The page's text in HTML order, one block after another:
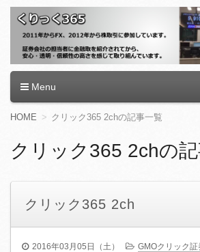
くりっく365
Menu
コ
ン
動
HOME クリック365 2chの記事一覧
クリック365 2chの
クリック365 2ch
2016年03月05日（土） GMOクリック証